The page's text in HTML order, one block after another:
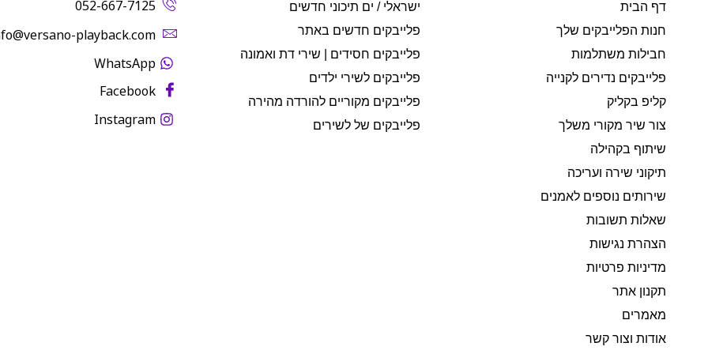
דף הבית
חנות הפלייבקים שלך
חבילות משתלמות
פלייבקים נדירים לקנייה
קליפ בקליק
צור שיר מקורי משלך
שיתוף בקהילה
תיקוני שירה ועריכה
שירותים נוספים לאמנים
שאלות תשובות
הצהרת נגישות
מדיניות פרטיות
תקנון אתר
מאמרים
אודות וצור קשר
ישראלי / ים תיכוני חדשים
פלייבקים חדשים באתר
פלייבקים חסידים | שירי דת ואמונה
פלייבקים לשירי ילדים
פלייבקים מקוריים להורדה מהירה
פלייבקים של לשירים
052-667-7125
playback.com‬
WhatsApp
Facebook
Instagram